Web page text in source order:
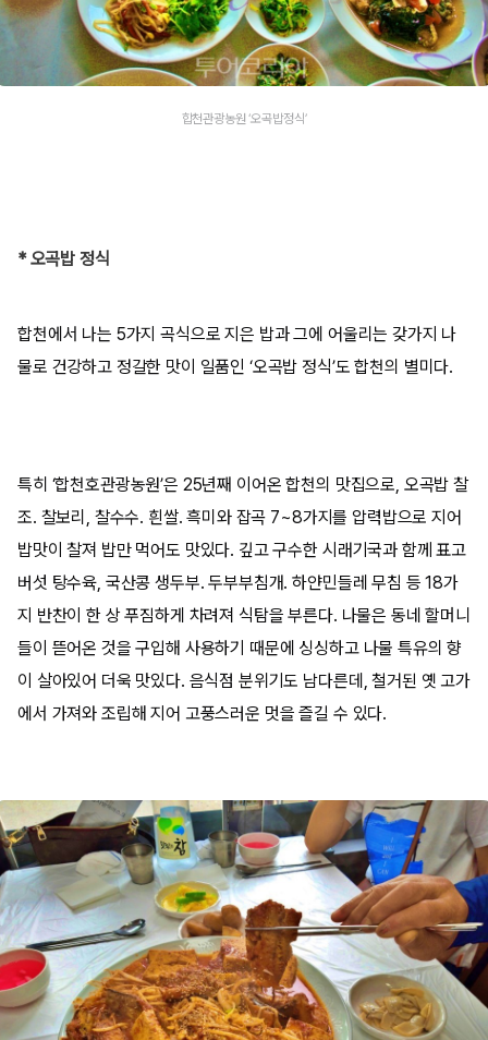
합천관광농원 ‘오곡밥정식’
* 오곡밥 정식
합천에서 나는 5가지 곡식으로 지은 밥과 그에 어울리는 갖가지 나
물로 건강하고 정갈한 맛이 일품인 ‘오곡밥 정식’도 합천의 별미다.
특히 ‘합천호관광농원’은 25년째 이어온 합천의 맛집으로, 오곡밥 찰
조. 찰보리, 찰수수. 흰쌀. 흑미와 잡곡 7~8가지를 압력밥으로 지어
밥맛이 찰져 밥만 먹어도 맛있다. 깊고 구수한 시래기국과 함께 표고
버섯 탕수육, 국산콩 생두부. 두부부침개. 하얀민들레 무침 등 18가
지 반찬이 한 상 푸짐하게 차려져 식탐을 부른다. 나물은 동네 할머니
들이 뜯어온 것을 구입해 사용하기 때문에 싱싱하고 나물 특유의 향
이 살아있어 더욱 맛있다. 음식점 분위기도 남다른데, 철거된 옛 고가
에서 가져와 조립해 지어 고풍스러운 멋을 즐길 수 있다.